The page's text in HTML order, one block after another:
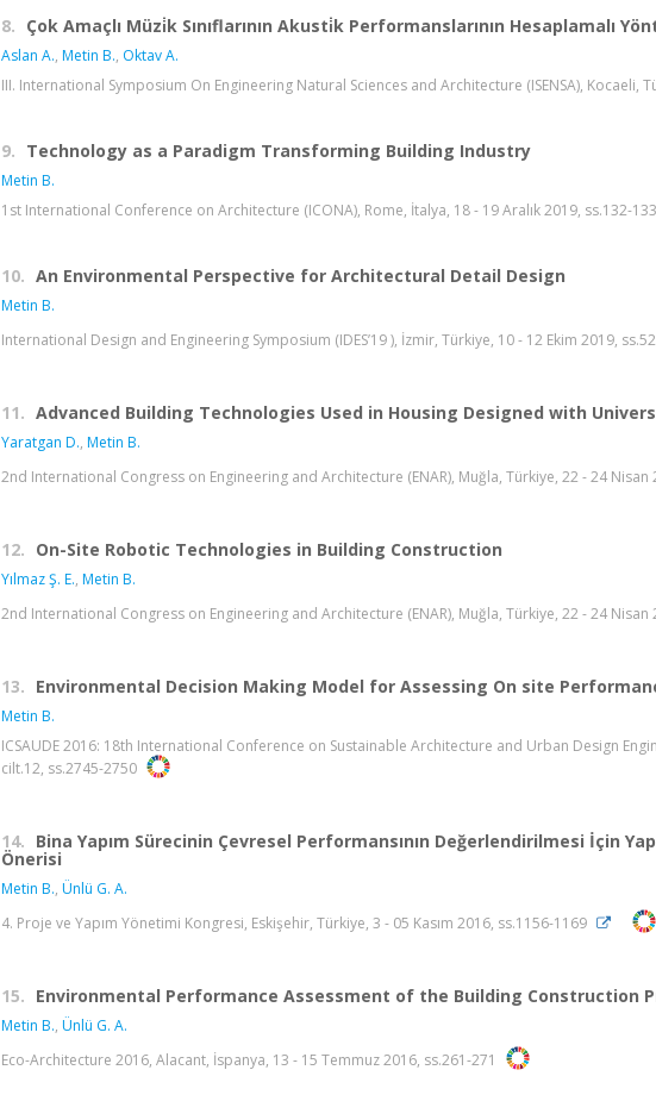
8. Çok Amaçlı Müzi̇k Sınıflarının Akusti̇k Performanslarının Hesaplamalı
Aslan A., Metin B., Oktav A.
III. International Symposium On Engineering Natural Sciences and Architecture (ISENSA), Kocaeli,
9. Technology as a Paradigm Transforming Building Industry
Metin B.
1st International Conference on Architecture (ICONA), Rome, İtalya, 18 - 19 Aralık 2019, ss.132-133
10. An Environmental Perspective for Architectural Detail Design
Metin B.
International Design and Engineering Symposium (IDES’19 ), İzmir, Türkiye, 10 - 12 Ekim 2019,
11. Advanced Building Technologies Used in Housing Designed with
Yaratgan D., Metin B.
2nd International Congress on Engineering and Architecture (ENAR), Muğla, Türkiye, 22 - 24 Nisan
12. On-Site Robotic Technologies in Building Construction
Yılmaz Ş. E., Metin B.
2nd International Congress on Engineering and Architecture (ENAR), Muğla, Türkiye, 22 - 24 Nisan
13. Environmental Decision Making Model for Assessing On site
Metin B.
ICSAUDE 2016: 18th International Conference on Sustainable Architecture and Urban Design
cilt.12, ss.2745-2750
14. Bina Yapım Sürecinin Çevresel Performansının Değerlendirilmesi İçin
Önerisi
Metin B., Ünlü G. A.
4. Proje ve Yapım Yönetimi Kongresi, Eskişehir, Türkiye, 3 - 05 Kasım 2016, ss.1156-1169
15. Environmental Performance Assessment of the Building Construction
Metin B., Ünlü G. A.
Eco-Architecture 2016, Alacant, İspanya, 13 - 15 Temmuz 2016, ss.261-271